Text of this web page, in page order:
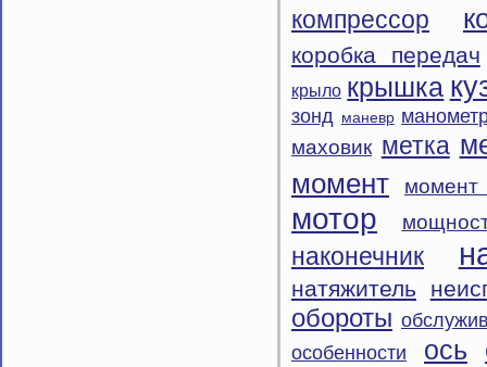
компрессор
коробка передач
крыло крышка
зонд маневр
маховик метка
момент момент
мотор
наконечник
натяжитель
обороты
особенности
ось